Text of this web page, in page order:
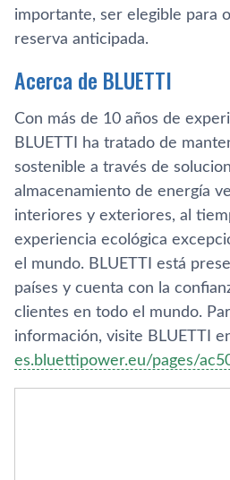
importante, ser elegible para
reserva anticipada.
Acerca de BLUETTI
Con más de 10 años de
BLUETTI ha tratado de
sostenible a través de
almacenamiento de energía
interiores y exteriores, al
experiencia ecológica
el mundo. BLUETTI está
países y cuenta con la
clientes en todo el mundo.
información, visite BLUETTI
es.bluettipower.eu/pages/